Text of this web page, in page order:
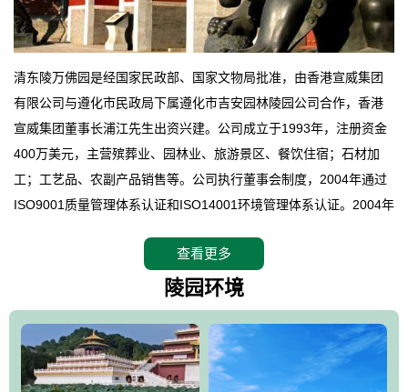
清东陵万佛园是经国家民政部、国家文物局批准，由香港宣威集团
有限公司与遵化市民政局下属遵化市吉安园林陵园公司合作，香港
宣威集团董事长浦江先生出资兴建。公司成立于1993年，注册资金
400万美元，主营殡葬业、园林业、旅游景区、餐饮住宿；石材加
工；工艺品、农副产品销售等。公司执行董事会制度，2004年通过
ISO9001质量管理体系认证和ISO14001环境管理体系认证。2004年
拥有4A级旅游区头衔的花园式陵园，园内建有四星级酒店一座。
万佛园位于遵化市境内，座落在世界文化遗产清东陵地形墙内，地
形绝佳，地理位置优越，交通便利。公司以“建设全国顶级人生后花
园、打造佛教精品旅游圣地”为目标，以海外归侨、国内外知名人士
的墓地安葬、祭祀吊亡并结合旅游参观构成其主要使用功能；以苍
郁绚丽、优雅宜人的园林景观构成其外部形象。通过墓园建设与造
查看更多
陵园环境